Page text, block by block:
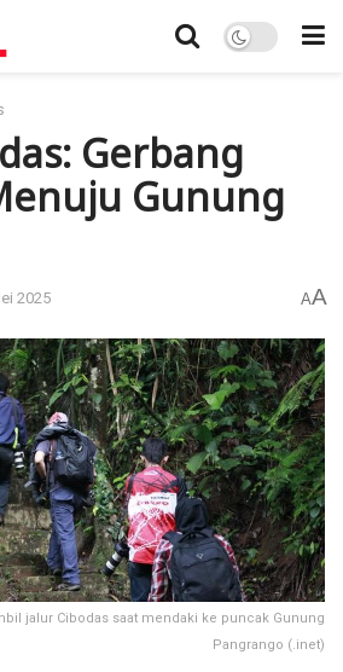
Gerbang
Gunung
2025 AA
jalur Cibodas saat mendaki ke puncak Gunung
Pangrango (.inet)